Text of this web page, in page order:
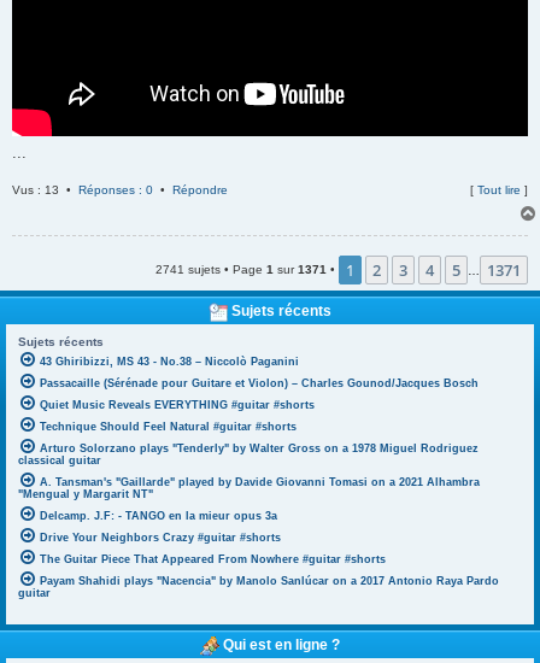
...
Vus : 13 • Réponses : 0 • Répondre [ Tout lire ]
2741 sujets • Page 1 sur1371 • 1 2 3 4 5 1371
Sujets récents
Sujets récents
43 Ghiribizzi, MS 43 - No.38 – Niccolò Paganini
Passacaille (Sérénade pour Guitare et Violon) – Charles Gounod/Jacques Bosch
Quiet Music Reveals EVERYTHING #guitar #shorts
Technique Should Feel Natural #guitar #shorts
Arturo Solorzano plays "Tenderly" by Walter Gross on a 1978 Miguel Rodriguez
classical guitar
A. Tansman's "Gaillarde" played by Davide Giovanni Tomasi on a 2021 Alhambra
"Mengual y Margarit NT"
Delcamp. J.F: - TANGO en la mieur opus 3a
Drive Your Neighbors Crazy #guitar #shorts
The Guitar Piece That Appeared From Nowhere #guitar #shorts
Payam Shahidi plays "Nacencia" by Manolo Sanlúcar on a 2017 Antonio Raya Pardo
guitar
Qui est en ligne ?